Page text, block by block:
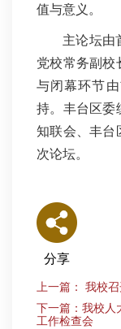
值与意义。
主论坛由
党校常务副校
与闭幕环节
持。丰台区委
知联会、丰台
次论坛。
分享
上一篇： 我校
下一篇：我校人
工作检查会